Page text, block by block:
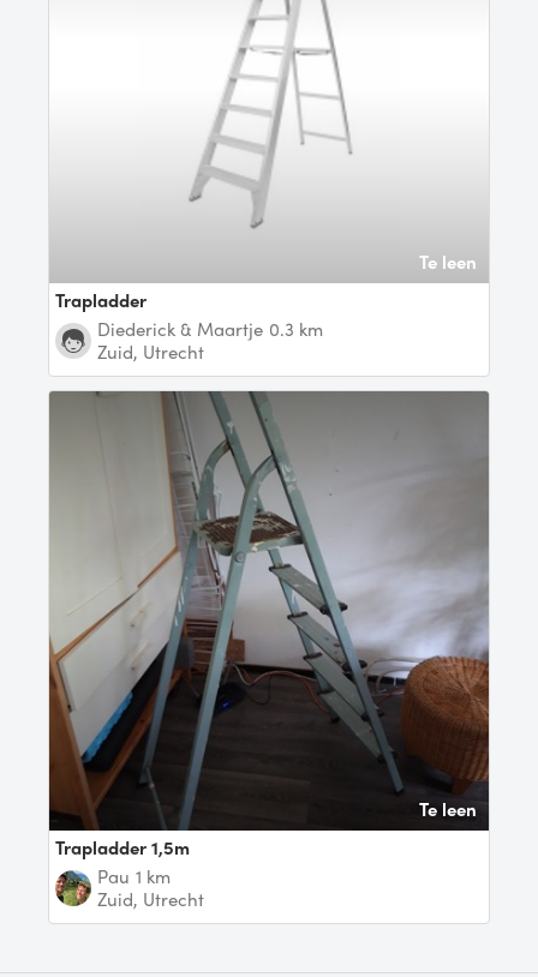
Te leen
Trapladder
Diederick & Maartje 0.3 km
Zuid, Utrecht
Te leen
trapladder 1,5m
Pau 1 km
Zuid, Utrecht